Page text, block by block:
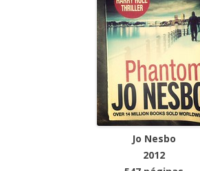
Jo Nesbo
2012